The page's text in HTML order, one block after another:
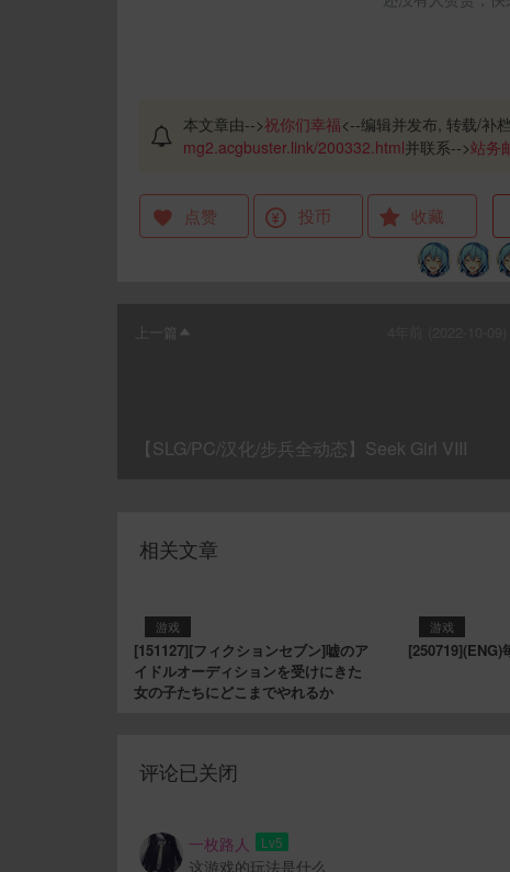
本文章由-->祝你们幸福<--编辑并发布, 转载/补
mg2.acgbuster.link/200332.html并联系-->站务
点赞 投币 收藏
上一篇
【SLG/PC/汉化/步兵全动态】Seek Girl VIII
相关文章
游戏
[151127][フィクションセブン]嘘のア
イドルオーディションを受けにきた
女の子たちにどこまでやれるか
游戏
[250719](ENG)
评论已关闭
一枚路人 Lv5
这游戏的玩法是什么